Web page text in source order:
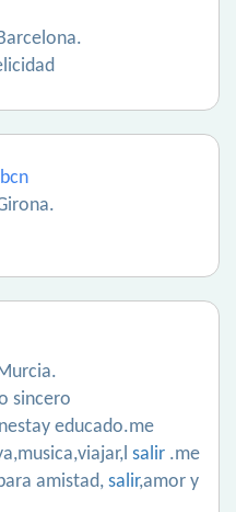
sincero
educado.me
salir .me
amistad, salir,amor y